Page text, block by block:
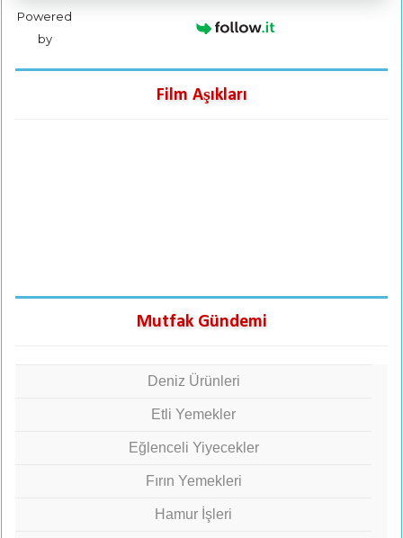
Powered
by
Film Aşıkları
Mutfak Gündemi
Deniz Ürünleri
Etli Yemekler
Eğlenceli Yiyecekler
Fırın Yemekleri
Hamur İşleri